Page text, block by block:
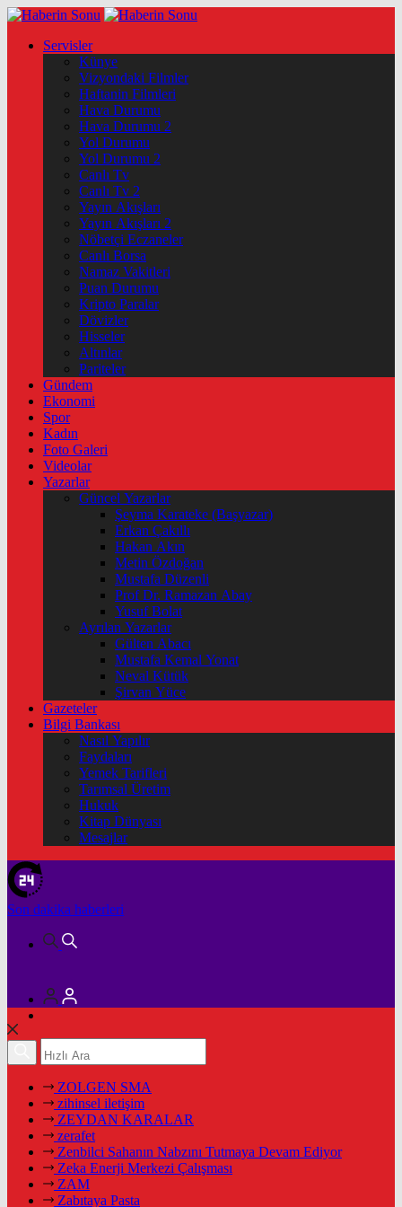
Servisler
Künye
Vizyondaki Filmler
Haftanin Filmleri
Hava Durumu
Hava Durumu 2
Yol Durumu
Yol Durumu 2
Canlı Tv
Canlı Tv 2
Yayın Akışları
Yayın Akışları 2
Nöbetçi Eczaneler
Canlı Borsa
Namaz Vakitleri
Puan Durumu
Kripto Paralar
Dövizler
Hisseler
Altınlar
Pariteler
Gündem
Ekonomi
Spor
Kadın
Foto Galeri
Videolar
Yazarlar
Güncel Yazarlar
Şeyma Karateke (Başyazar)
Erkan Çakıllı
Hakan Akın
Metin Özdoğan
Mustafa Düzenli
Prof Dr. Ramazan Abay
Yusuf Bolat
Ayrılan Yazarlar
Gülten Abacı
Mustafa Kemal Yonat
Neval Kütük
Şirvan Yüce
Gazeteler
Bilgi Bankası
Nasıl Yapılır
Faydaları
Yemek Tarifleri
Tarımsal Üretim
Hukuk
Kitap Dünyası
Mesajlar
Son dakika haberleri
ZOLGEN SMA
zihinsel iletişim
ZEYDAN KARALAR
zerafet
Zenbilci Sahanın Nabzını Tutmaya Devam Ediyor
Zeka Enerji Merkezi Çalışması
ZAM
Zabıtaya Pasta